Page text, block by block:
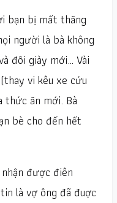
bạn bị mất thăng
người là bà không
đôi giày mới… Vài
vi kêu xe cứu
ăn mới. Bà
bè cho đến hết
được điên
là vợ ông đã đuợc